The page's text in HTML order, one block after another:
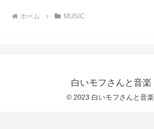
ホーム MUSIC
白いモフさんと音楽
© 2023 白いモフさんと音楽.